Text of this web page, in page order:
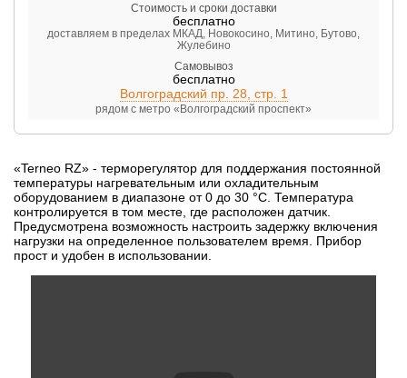
Стоимость и сроки доставки
бесплатно
доставляем в пределах МКАД, Новокосино, Митино, Бутово,
Жулебино
Самовывоз
бесплатно
Волгоградский пр. 28, стр. 1
рядом с метро «Волгоградский проспект»
«Terneo RZ» - терморегулятор для поддержания постоянной
температуры нагревательным или охладительным
оборудованием в диапазоне от 0 до 30 °С. Температура
контролируется в том месте, где расположен датчик.
Предусмотрена возможность настроить задержку включения
нагрузки на определенное пользователем время. Прибор
прост и удобен в использовании.